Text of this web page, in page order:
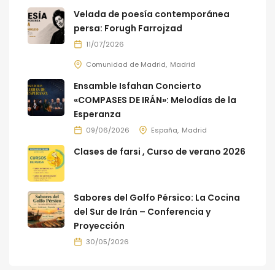
Velada de poesía contemporánea
persa: Forugh Farrojzad
11/07/2026
Comunidad de Madrid Madrid
Ensamble Isfahan Concierto
«COMPASES DE IRÁN»: Melodías de la
Esperanza
09/06/2026 España Madrid
Clases de farsi , Curso de verano 2026
Sabores del Golfo Pérsico: La Cocina
del Sur de Irán – Conferencia y
Proyección
30/05/2026